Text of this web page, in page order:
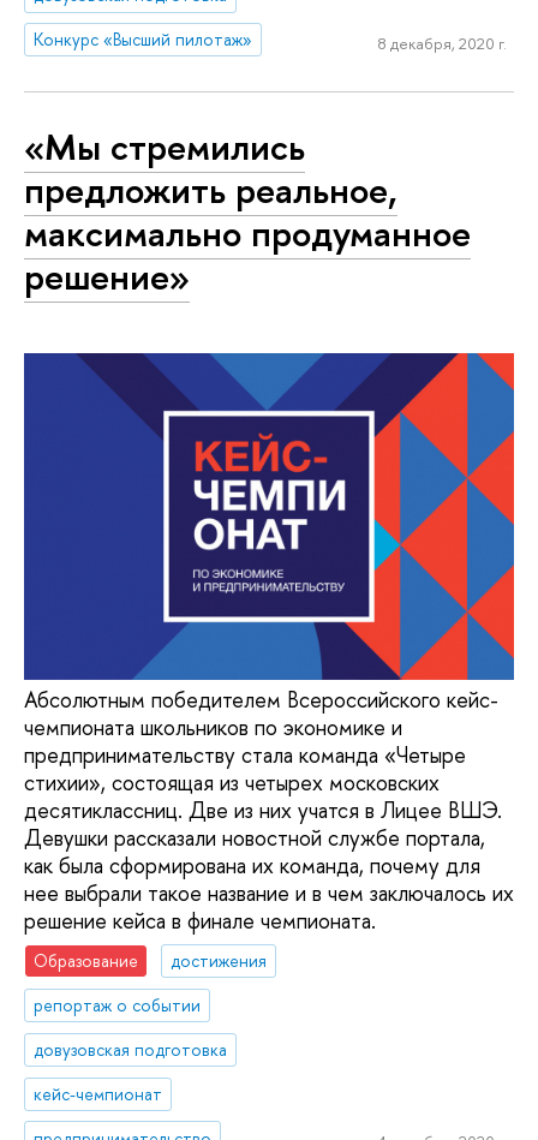
Конкурс «Высший пилотаж»
8 декабря, 2020 г.
«Мы стремились
предложить реальное,
максимально продуманное
решение»
Абсолютным победителем Всероссийского кейс-
чемпионата школьников по экономике и
предпринимательству стала команда «Четыре
стихии», состоящая из четырех московских
десятиклассниц. Две из них учатся в Лицее ВШЭ.
Девушки рассказали новостной службе портала,
как была сформирована их команда, почему для
нее выбрали такое название и в чем заключалось их
решение кейса в финале чемпионата.
Образование
достижения
репортаж о событии
довузовская подготовка
кейс-чемпионат